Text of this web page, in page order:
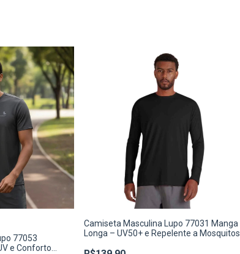
77053
e Conforto
Camiseta Masculina Lupo 77031 Manga
Longa – UV50+ e Repelente a Mosquitos